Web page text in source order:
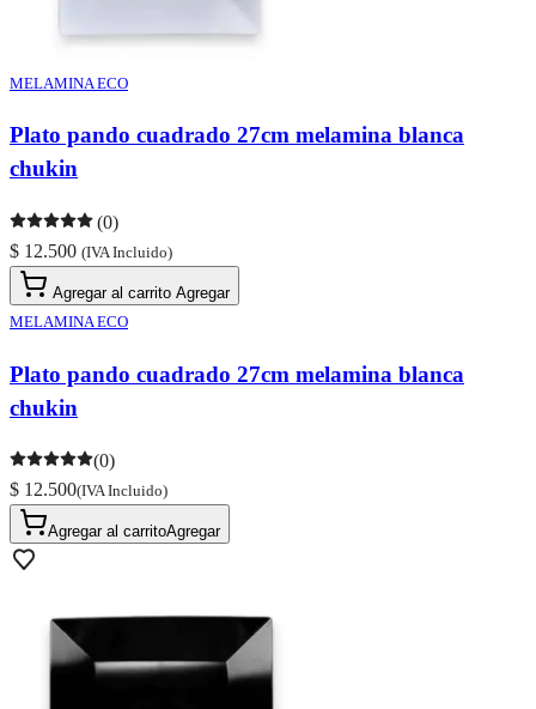
MELAMINA ECO
Plato pando cuadrado 27cm melamina blanca
chukin
(0)
$ 12.500 (IVA Incluido)
Agregar al carrito Agregar
MELAMINA ECO
Plato pando cuadrado 27cm melamina blanca
chukin
(0)
$ 12.500(IVA Incluido)
Agregar al carritoAgregar